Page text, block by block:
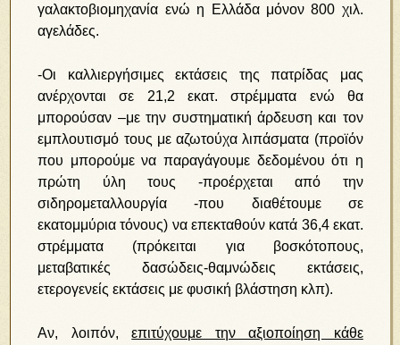
γαλακτοβιομηχανία ενώ η Ελλάδα μόνον 800 χιλ.
αγελάδες.
-Οι καλλιεργήσιμες εκτάσεις της πατρίδας μας
ανέρχονται σε 21,2 εκατ. στρέμματα ενώ θα
μπορούσαν –με την συστηματική άρδευση και τον
εμπλουτισμό τους με αζωτούχα λιπάσματα (προϊόν
που μπορούμε να παραγάγουμε δεδομένου ότι η
πρώτη ύλη τους -προέρχεται από την
σιδηρομεταλλουργία -που διαθέτουμε σε
εκατομμύρια τόνους) να επεκταθούν κατά 36,4 εκατ.
στρέμματα (πρόκειται για βοσκότοπους,
μεταβατικές δασώδεις-θαμνώδεις εκτάσεις,
ετερογενείς εκτάσεις με φυσική βλάστηση κλπ).
Αν, λοιπόν,επιτύχουμε την αξιοποίηση κάθε